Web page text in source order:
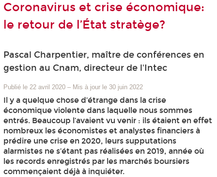
Coronavirus et crise économique:
le retour de l’État stratège?
Pascal Charpentier, maître de conférences en
gestion au Cnam, directeur de l'Intec
Publié le 22 avril 2020 – Mis à jour le 30 juin 2022
Il y a quelque chose d’étrange dans la crise
économique violente dans laquelle nous sommes
entrés. Beaucoup l’avaient vu venir : ils étaient en effet
nombreux les économistes et analystes financiers à
prédire une crise en 2020, leurs supputations
alarmistes ne s’étant pas réalisées en 2019, année où
les records enregistrés par les marchés boursiers
commençaient déjà à inquiéter.